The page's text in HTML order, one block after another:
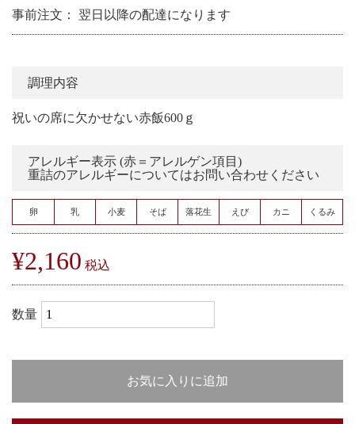
事前注文： 翌日以降の配達になります
調理内容
祝いの席に欠かせない赤飯600ｇ
アレルギー表示 (赤＝アレルゲン項目)
重詰のアレルギーについてはお問い合わせください
卵 乳 小麦 そば 落花生 えび カニ くるみ
¥2,160 税込
数量